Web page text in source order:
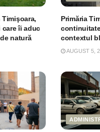
îi aduc
natură
Primăria
contextul
AUGUST 5,